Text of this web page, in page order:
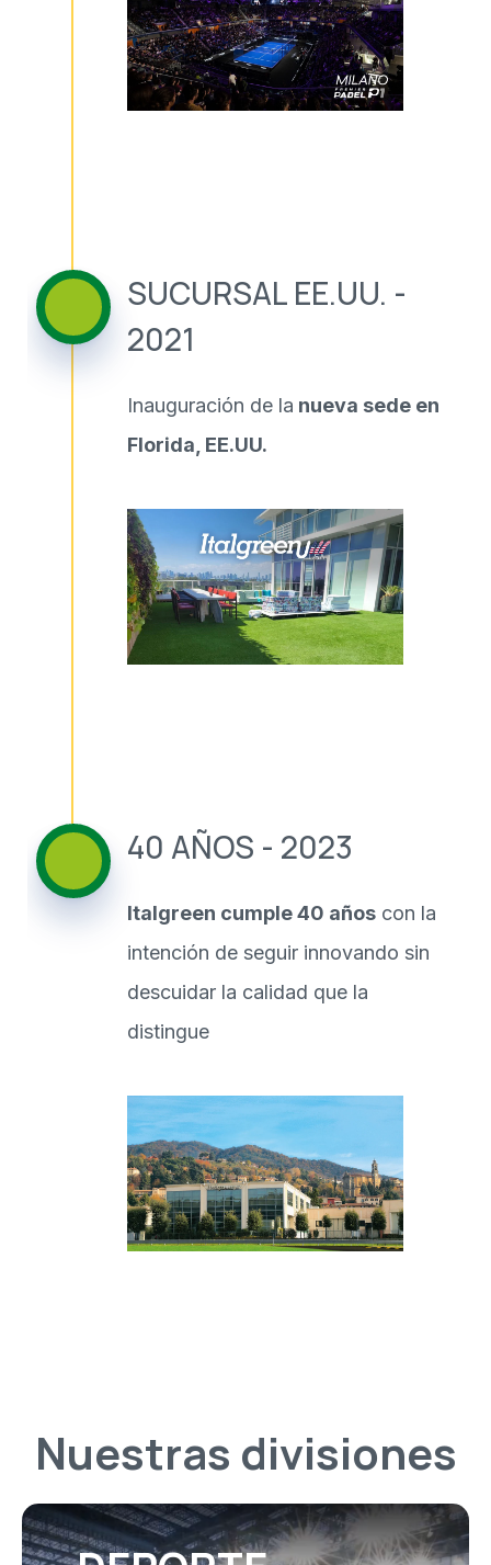
SUCURSAL EE.UU. -
2021
Inauguración de la nueva sede en
Florida, EE.UU.
40 AÑOS - 2023
Italgreen cumple 40 años con la
intención de seguir innovando sin
descuidar la calidad que la
distingue
Nuestras divisiones